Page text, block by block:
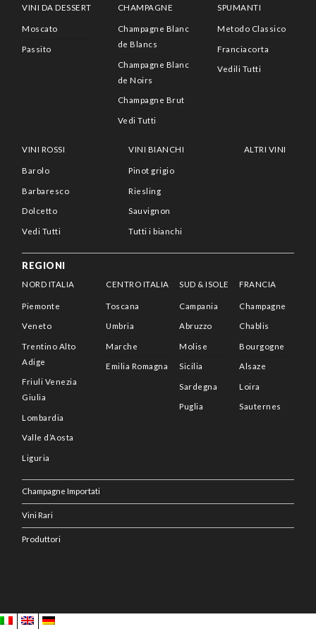
VINI DA DESSERT
Moscato
Passito
CHAMPAGNE
Champagne Blanc
de Blancs
Champagne Blanc
de Noirs
Champagne Brut
Vedi Tutti
SPUMANTI
Metodo Classico
Franciacorta
Vedili Tutti
VINI ROSSI
Barolo
Barbaresco
Dolcetto
Vedi Tutti
VINI BIANCHI
Pinot grigio
Riesling
Sauvignon
Tutti i bianchi
ALTRI VINI
REGIONI
NORD ITALIA
Piemonte
Veneto
Trentino Alto
Adige
Friuli Venezia
Giulia
Lombardia
Valle d’Aosta
Liguria
CENTRO ITALIA
Toscana
Umbria
Marche
Emilia Romagna
SUD & ISOLE
Campania
Abruzzo
Molise
Sicilia
Sardegna
Puglia
FRANCIA
Champagne
Chablis
Bourgogne
Alsaze
Loira
Sauternes
Champagne Importati
Vini Rari
Produttori